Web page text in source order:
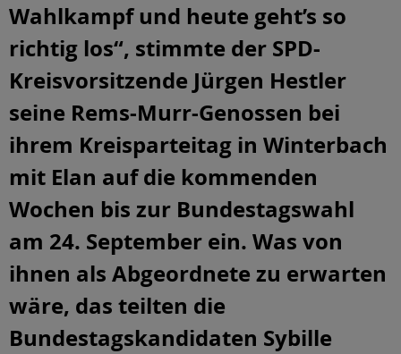
Wahlkampf und heute geht’s so
richtig los“, stimmte der SPD-
Kreisvorsitzende Jürgen Hestler
seine Rems-Murr-Genossen bei
ihrem Kreisparteitag in Winterbach
mit Elan auf die kommenden
Wochen bis zur Bundestagswahl
am 24. September ein. Was von
ihnen als Abgeordnete zu erwarten
wäre, das teilten die
Bundestagskandidaten Sybille